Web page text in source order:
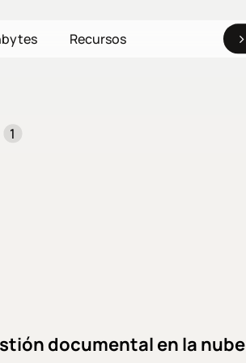
Recursos
1
documental en la nube